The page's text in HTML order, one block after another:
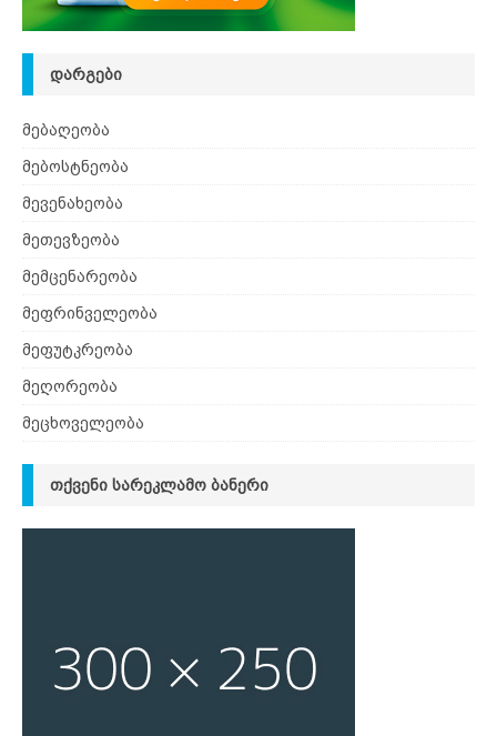
ᲓᲐᲠᲒᲔᲑᲘ
მებაღეობა
მებოსტნეობა
მევენახეობა
მეთევზეობა
მემცენარეობა
მეფრინველეობა
მეფუტკრეობა
მეღორეობა
მეცხოველეობა
ᲗᲥᲕᲔᲜᲘ ᲡᲐᲠᲔᲙᲚᲐᲛᲝ ᲑᲐᲜᲔᲠᲘ